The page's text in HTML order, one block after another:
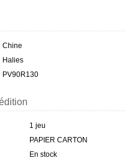
Chine
Halies
PV90R130
1 jeu
PAPIER CARTON
En stock